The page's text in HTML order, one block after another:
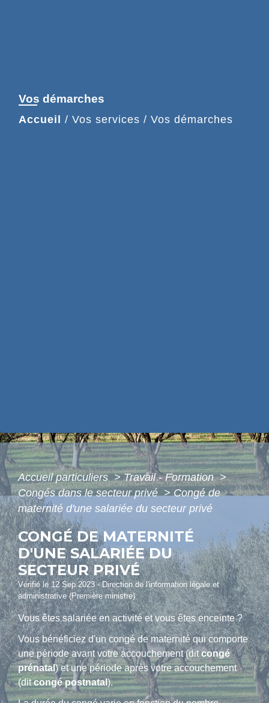
Vos démarches
Accueil / Vos services / Vos démarches
Accueil particuliers> Travail - Formation>
Congés dans le secteur privé> Congé de
maternité d'une salariée du secteur privé
CONGÉ DE MATERNITÉ
D'UNE SALARIÉE DU
SECTEUR PRIVÉ
Vérifié le 12 Sep 2023 - Direction de l'information légale et
administrative (Première ministre)
Vous êtes salariée en activité et vous êtes enceinte ?
Vous bénéficiez d'un congé de maternité qui comporte
une période avant votre accouchement (ditcongé
prénatal) et une période après votre accouchement
(ditcongé postnatal).